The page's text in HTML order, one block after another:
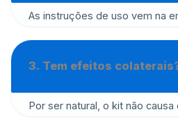
As instruções de uso vem na
3. Tem efeitos
Por ser natural, o kit não